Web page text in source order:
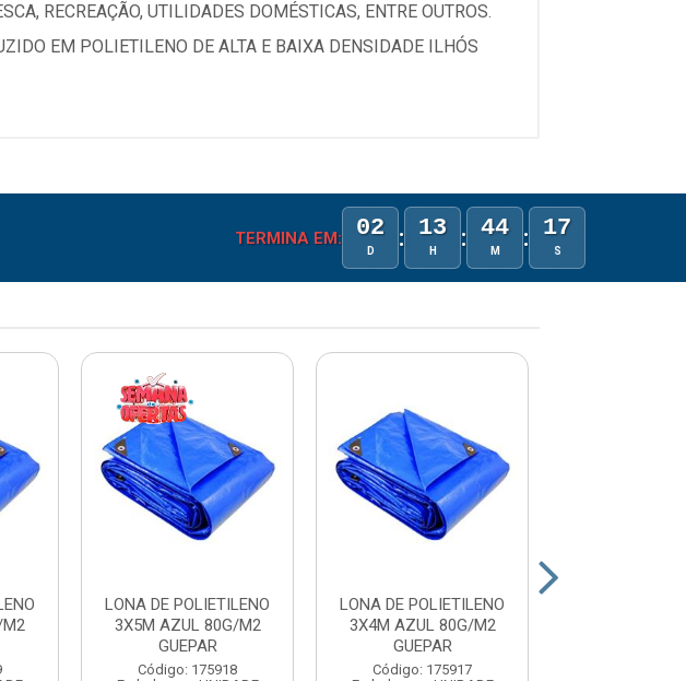
RECREAÇÃO, UTILIDADES DOMÉSTICAS, ENTRE OUTROS.
EM POLIETILENO DE ALTA E BAIXA DENSIDADE ILHÓS
TERMINA EM: 02
D : 13
H : 44
M : 17
S
LONA DE POLIETILENO
3X5M AZUL 80G/M2
GUEPAR
Código: 175918
LONA DE POLIETILENO
3X4M AZUL 80G/M2
GUEPAR
Código: 175917